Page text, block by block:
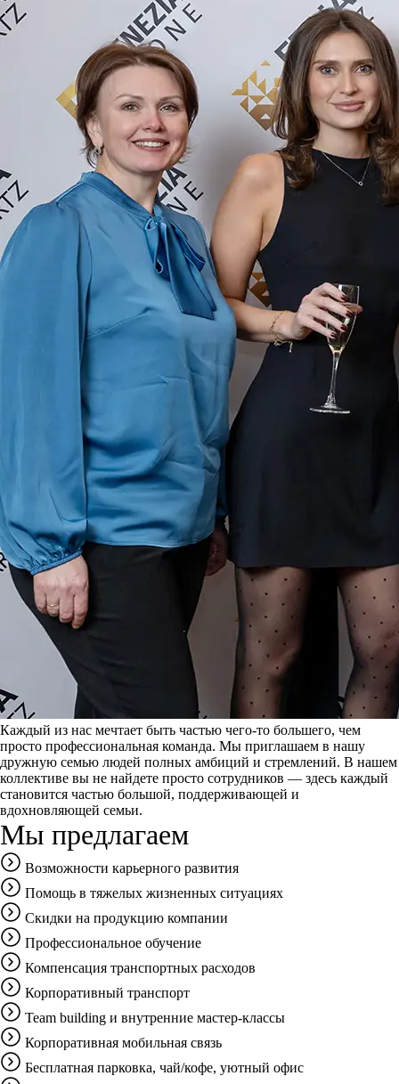
Каждый из нас мечтает быть частью чего-то большего, чем
просто профессиональная команда. Мы приглашаем в нашу
дружную семью людей полных амбиций и стремлений. В нашем
коллективе вы не найдете просто сотрудников — здесь каждый
становится частью большой, поддерживающей и
вдохновляющей семьи.
Мы предлагаем
Возможности карьерного развития
Помощь в тяжелых жизненных ситуациях
Скидки на продукцию компании
Профессиональное обучение
Компенсация транспортных расходов
Корпоративный транспорт
Team building и внутренние мастер-классы
Корпоративная мобильная связь
Бесплатная парковка, чай/кофе, уютный офис